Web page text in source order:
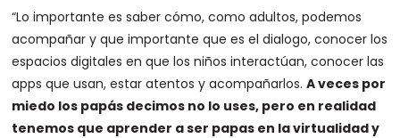
“Lo importante es saber cómo, como adultos, podemos
acompañar y que importante que es el dialogo, conocer los
espacios digitales en que los niños interactúan, conocer las
apps que usan, estar atentos y acompañarlos.A veces por
miedo los papás decimos no lo uses, pero en realidad
tenemos que aprender a ser papas en la virtualidad y